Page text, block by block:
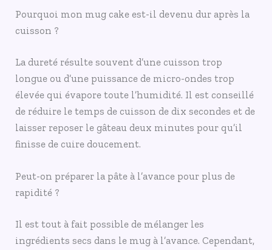
Pourquoi mon mug cake est-il devenu dur après la
cuisson ?
La dureté résulte souvent d’une cuisson trop
longue ou d’une puissance de micro-ondes trop
élevée qui évapore toute l’humidité. Il est conseillé
de réduire le temps de cuisson de dix secondes et de
laisser reposer le gâteau deux minutes pour qu’il
finisse de cuire doucement.
Peut-on préparer la pâte à l’avance pour plus de
rapidité ?
Il est tout à fait possible de mélanger les
ingrédients secs dans le mug à l’avance. Cependant,